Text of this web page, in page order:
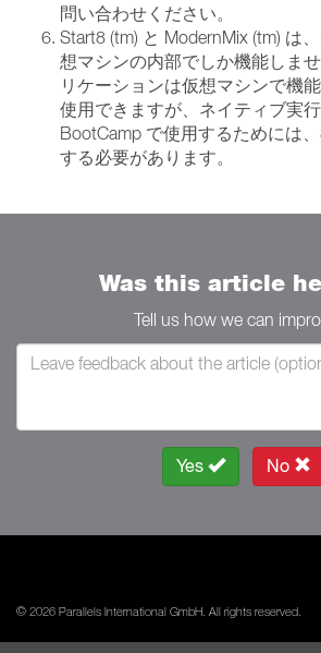
問い合わせください。
Start8 (tm) と ModernMix (tm) は
想マシンの内部でしか機能しま
リケーションは仮想マシンで機
使用できますが、ネイティブ実
BootCamp で使用するためには
する必要があります。
Was this article
Tell us how we can
Yes No
© 2026 Parallels International GmbH. All rights reserved.